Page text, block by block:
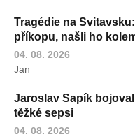
Tragédie na
příkopu, našli ho
04. 08. 2026
Jan
Jaroslav Sapík
těžké sepsi
04. 08. 2026